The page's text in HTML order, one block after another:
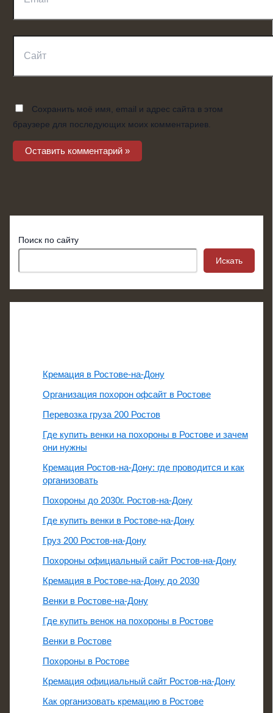
Сохранить моё имя, email и адрес сайта в этом
браузере для последующих моих комментариев.
Поиск по сайту
Искать
Кремация в Ростове-на-Дону
Организация похорон офсайт в Ростове
Перевозка груза 200 Ростов
Где купить венки на похороны в Ростове и зачем
они нужны
Кремация Ростов-на-Дону: где проводится и как
организовать
Похороны до 2030г. Ростов-на-Дону
Где купить венки в Ростове-на-Дону
Груз 200 Ростов-на-Дону
Похороны официальный сайт Ростов-на-Дону
Кремация в Ростове-на-Дону до 2030
Венки в Ростове-на-Дону
Где купить венок на похороны в Ростове
Венки в Ростове
Похороны в Ростове
Кремация официальный сайт Ростов-на-Дону
Как организовать кремацию в Ростове